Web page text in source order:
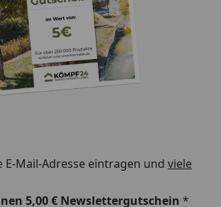
E-Mail-Adresse eintragen und viele
5,00 € Newslettergutschein *